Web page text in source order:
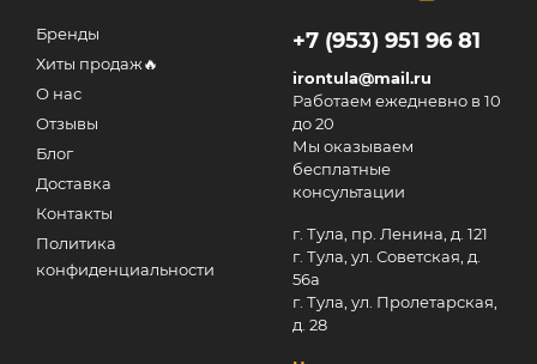
Бренды
Хиты продаж🔥
О нас
Отзывы
Блог
Доставка
Контакты
Политика
конфиденциальности
+7 (953) 951 96 81
irontula@mail.ru
Работаем ежедневно в 10
до 20
Мы оказываем
бесплатные
консультации
г. Тула, пр. Ленина, д. 121
г. Тула, ул. Советская, д.
56а
г. Тула, ул. Пролетарская,
д. 28